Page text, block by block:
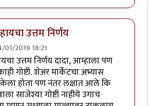
उत्तम निर्णय
01/2019 18:21
उत्तम निर्णय दादा, आम्हाला पण
गोष्टी. शेअर मार्केटचा अभ्यास
केला होता पण नंतर लक्षात आले कि
साजेश्या गोष्टी नाहीये उगाच